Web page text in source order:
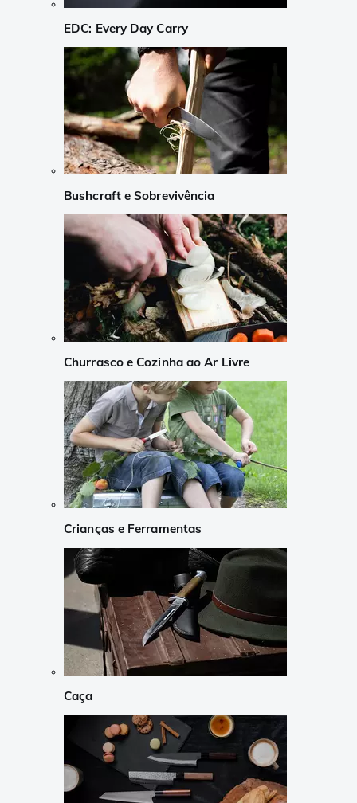
EDC: Every Day Carry
Bushcraft e Sobrevivência
Churrasco e Cozinha ao Ar Livre
Crianças e Ferramentas
Caça